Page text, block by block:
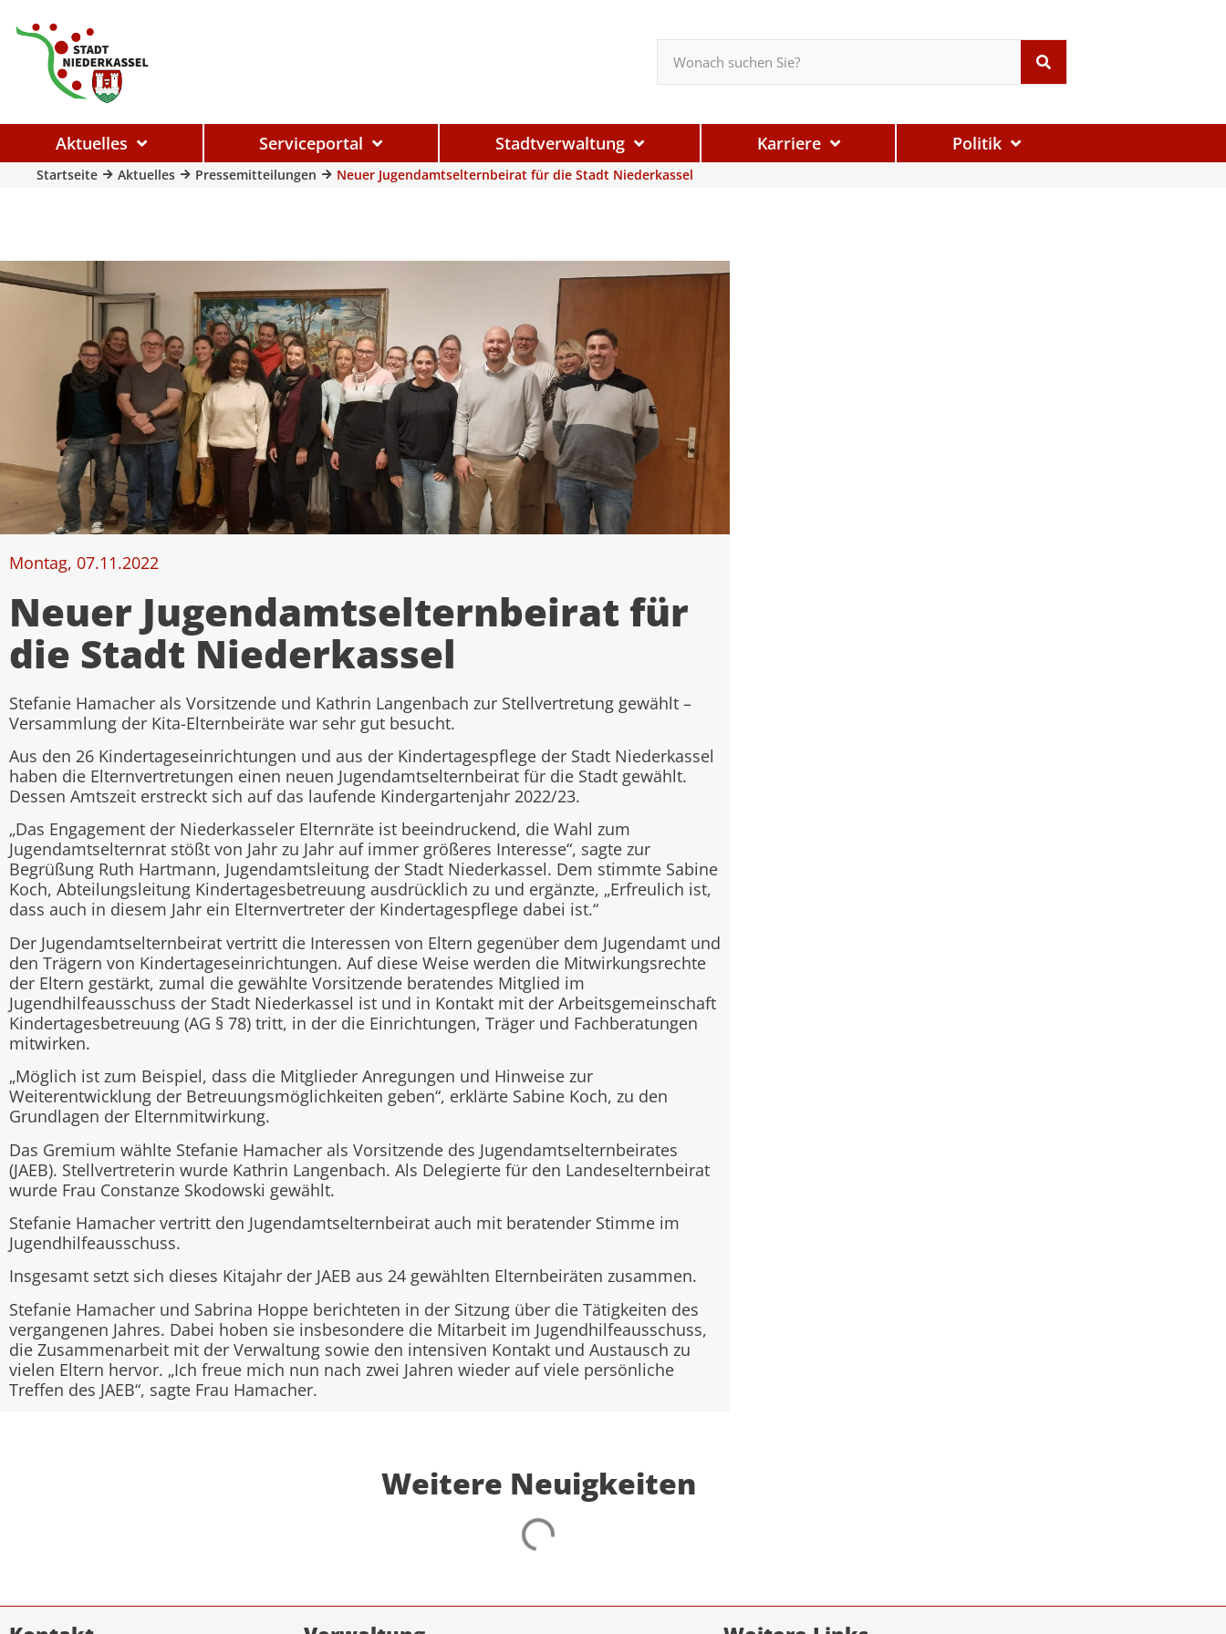
Aktuelles Serviceportal Stadtverwaltung Karriere Politik
Startseite Aktuelles Pressemitteilungen Neuer Jugendamtselternbeirat für die Stadt Niederkassel
Montag, 07.11.2022
Neuer Jugendamtselternbeirat für
die Stadt Niederkassel
Stefanie Hamacher als Vorsitzende und Kathrin Langenbach zur Stellvertretung gewählt –
Versammlung der Kita-Elternbeiräte war sehr gut besucht.
Aus den 26 Kindertageseinrichtungen und aus der Kindertagespflege der Stadt Niederkassel
haben die Elternvertretungen einen neuen Jugendamtselternbeirat für die Stadt gewählt.
Dessen Amtszeit erstreckt sich auf das laufende Kindergartenjahr 2022/23.
„Das Engagement der Niederkasseler Elternräte ist beeindruckend, die Wahl zum
Jugendamtselternrat stößt von Jahr zu Jahr auf immer größeres Interesse“, sagte zur
Begrüßung Ruth Hartmann, Jugendamtsleitung der Stadt Niederkassel. Dem stimmte Sabine
Koch, Abteilungsleitung Kindertagesbetreuung ausdrücklich zu und ergänzte, „Erfreulich ist,
dass auch in diesem Jahr ein Elternvertreter der Kindertagespflege dabei ist.“
Der Jugendamtselternbeirat vertritt die Interessen von Eltern gegenüber dem Jugendamt und
den Trägern von Kindertageseinrichtungen. Auf diese Weise werden die Mitwirkungsrechte
der Eltern gestärkt, zumal die gewählte Vorsitzende beratendes Mitglied im
Jugendhilfeausschuss der Stadt Niederkassel ist und in Kontakt mit der Arbeitsgemeinschaft
Kindertagesbetreuung (AG § 78) tritt, in der die Einrichtungen, Träger und Fachberatungen
mitwirken.
„Möglich ist zum Beispiel, dass die Mitglieder Anregungen und Hinweise zur
Weiterentwicklung der Betreuungsmöglichkeiten geben“, erklärte Sabine Koch, zu den
Grundlagen der Elternmitwirkung.
Das Gremium wählte Stefanie Hamacher als Vorsitzende des Jugendamtselternbeirates
(JAEB). Stellvertreterin wurde Kathrin Langenbach. Als Delegierte für den Landeselternbeirat
wurde Frau Constanze Skodowski gewählt.
Stefanie Hamacher vertritt den Jugendamtselternbeirat auch mit beratender Stimme im
Jugendhilfeausschuss.
Insgesamt setzt sich dieses Kitajahr der JAEB aus 24 gewählten Elternbeiräten zusammen.
Stefanie Hamacher und Sabrina Hoppe berichteten in der Sitzung über die Tätigkeiten des
vergangenen Jahres. Dabei hoben sie insbesondere die Mitarbeit im Jugendhilfeausschuss,
die Zusammenarbeit mit der Verwaltung sowie den intensiven Kontakt und Austausch zu
vielen Eltern hervor. „Ich freue mich nun nach zwei Jahren wieder auf viele persönliche
Treffen des JAEB“, sagte Frau Hamacher.
Weitere Neuigkeiten